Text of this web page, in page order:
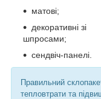
матові;
декоративні зі
шпросами;
сендвіч-панелі.
Правильний
тепловтрати та